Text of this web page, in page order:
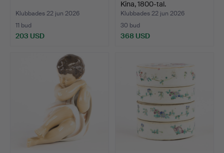
Klubbades 22 jun 2026
11 bud
203 USD
Kina, 1800-tal.
Klubbades 22 jun 2026
30 bud
368 USD